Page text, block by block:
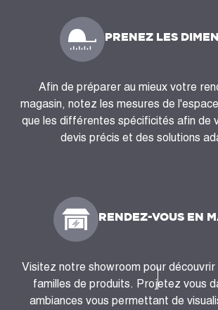
PRENEZ LES
Afin de préparer au mieux votre
magasin, notez les mesures de
que les différentes spécificités afin de
devis précis et des solutions
RENDEZ-VOUS EN
Visitez notre showroom pour
familles de produits. Projetez vous
ambiances vous permettant de